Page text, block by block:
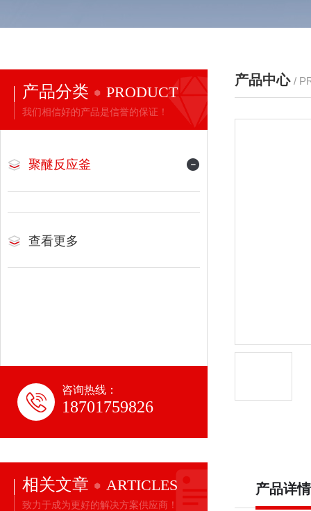
产品中心 /
产品详情
产品分类 PRODUCT
我们相信好的产品是信誉的保证！
聚醚反应釜
查看更多
咨询热线：
18701759826
相关文章 ARTICLES
致力于成为更好的解决方案供应商！